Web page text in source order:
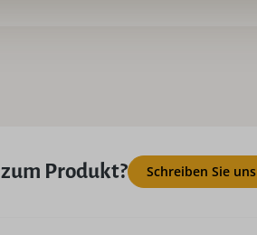
Produkt? Schreiben Sie uns